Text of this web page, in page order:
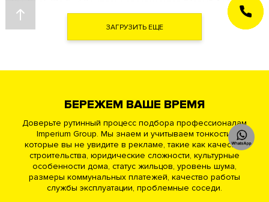
The Book (Зе Бук) Комплекс апартаментов (Новый Арбат ул
дом 15)
Звезды Арбата Комплекс апартаментов (Новый Арбат ул дом
32)
Turandot Residences (Турандот Резиденсес) Клубный дом
б-р дом 12)
Афанасьевский ЖК (Афанасьевский Б. пер дом 28)
Академия Клубный дом (Нащокинский пер дом 7)
Новый Арбат ЖК (Новый Арбат ул дом 27)
Трубниковский 30 Клубный дом (Трубниковский пер дом
Хамовники
Узоры ЖК (2-й Вражский пер дом 8 стр.2)
ЗАГРУЗИТЬ ЕЩЕ
БЕРЕЖЕМ ВАШЕ ВРЕМЯ
Доверьте рутинный процесс подбора профессионалам
Imperium Group. Мы знаем и учитываем тонкости,
которые вы не увидите в рекламе, такие как качество
строительства, юридические сложности, культурные
особенности дома, статус жильцов, уровень шума,
размеры коммунальных платежей, качество работы
службы эксплуатации, проблемные соседи.
ЗАКАЗАТЬ
ЗВОНОК